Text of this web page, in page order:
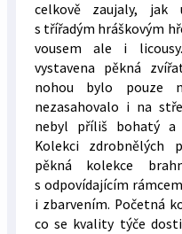
celkově zaujaly,
s třířadým hráškovým
vousem ale i
vystavena pěkná
nohou bylo pouze
nezasahovalo i na
nebyl příliš bohatý a
Kolekci zdrobnělých
pěkná kolekce
s odpovídajícím
i zbarvením. Početná
co se kvality týče